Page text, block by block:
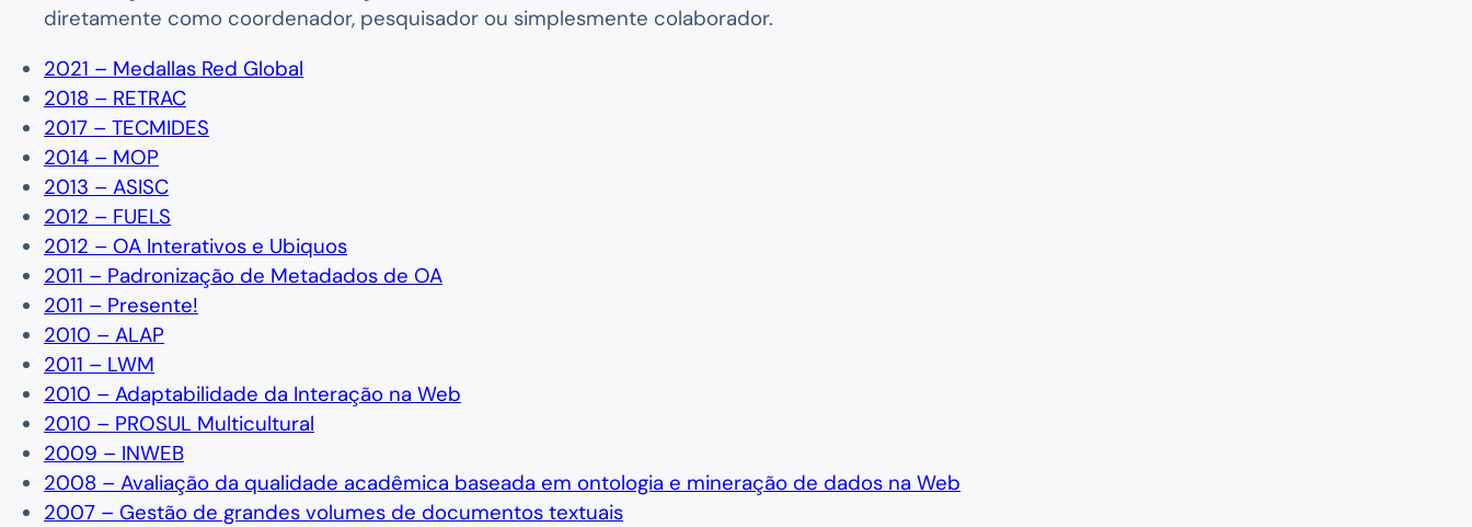
diretamente como coordenador, pesquisador ou simplesmente colaborador.
2021 – Medallas Red Global
2018 – RETRAC
2017 – TECMIDES
2014 – MOP
2013 – ASISC
2012 – FUELS
2012 – OA Interativos e Ubiquos
2011 – Padronização de Metadados de OA
2011 – Presente!
2010 – ALAP
2011 – LWM
2010 – Adaptabilidade da Interação na Web
2010 – PROSUL Multicultural
2009 – INWEB
2008 – Avaliação da qualidade acadêmica baseada em ontologia e mineração de dados na Web
2007 – Gestão de grandes volumes de documentos textuais